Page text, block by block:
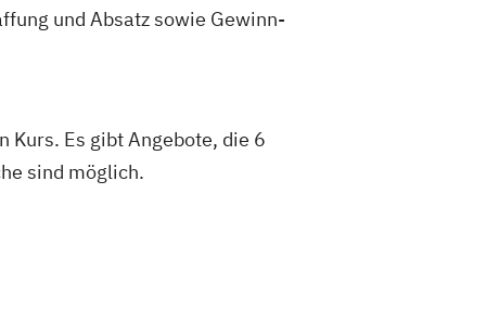
und Absatz sowie Gewinn-
Es gibt Angebote, die 6
sind möglich.